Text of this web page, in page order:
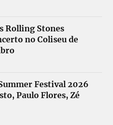
Rolling Stones
no Coliseu de
Festival 2026
Paulo Flores, Zé